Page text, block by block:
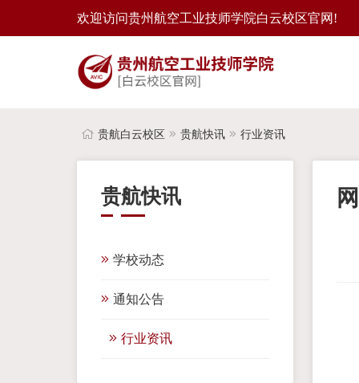
欢迎访问贵州航空工业技师学院白云校区官网!
贵航白云校区 贵航快讯 行业资讯
贵航快讯
学校动态
通知公告
行业资讯